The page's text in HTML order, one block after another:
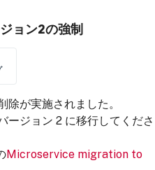
ョン2の強制
が実施されました。
ージョン 2 に移行してくださ
Microservice migration to